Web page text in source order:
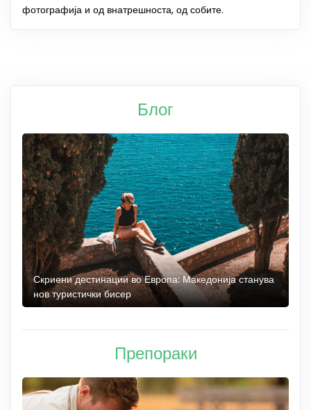
фотографија и од внатрешноста, од собите.
Блог
Скриени дестинации во Европа: Македонија станува
нов туристички бисер
Препораки